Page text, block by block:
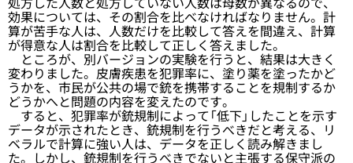
効果については、その割合を比べなければなりません。計
算が苦手な人は、人数だけを比較して答えを間違え、計算
が得意な人は割合を比較して正しく答えました。
ところが、別バージョンの実験を行うと、結果は大きく
変わりました。皮膚疾患を犯罪率に、塗り薬を塗ったかど
うかを、市民が公共の場で銃を携帯することを規制するか
どうかへと問題の内容を変えたのです。
すると、犯罪率が銃規制によって「低下」したことを示す
データが示されたとき、銃規制を行うべきだと考える、リ
ベラルで計算に強い人は、データを正しく読み解きまし
た。しかし、銃規制を行うべきでないと主張する保守派の